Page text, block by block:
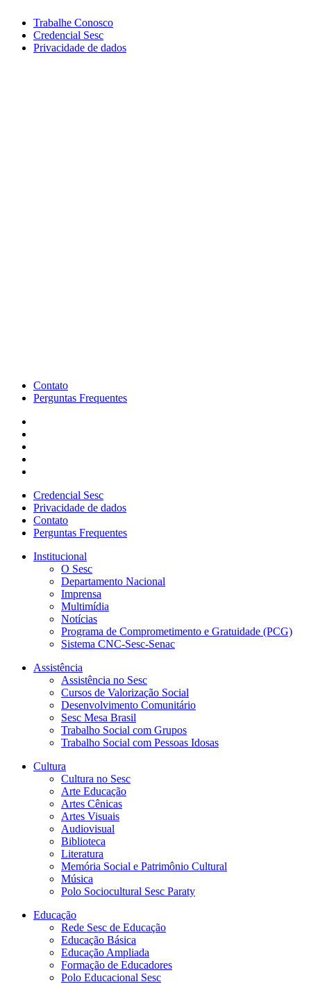
Trabalhe Conosco
Credencial Sesc
Privacidade de dados
Contato
Perguntas Frequentes
Credencial Sesc
Privacidade de dados
Contato
Perguntas Frequentes
Institucional
O Sesc
Departamento Nacional
Imprensa
Multimídia
Notícias
Programa de Comprometimento e Gratuidade (PCG)
Sistema CNC-Sesc-Senac
Assistência
Assistência no Sesc
Cursos de Valorização Social
Desenvolvimento Comunitário
Sesc Mesa Brasil
Trabalho Social com Grupos
Trabalho Social com Pessoas Idosas
Cultura
Cultura no Sesc
Arte Educação
Artes Cênicas
Artes Visuais
Audiovisual
Biblioteca
Literatura
Memória Social e Patrimônio Cultural
Música
Polo Sociocultural Sesc Paraty
Educação
Rede Sesc de Educação
Educação Básica
Educação Ampliada
Formação de Educadores
Polo Educacional Sesc